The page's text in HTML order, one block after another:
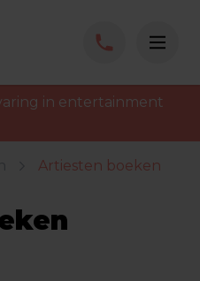
in entertainment
Artiesten boeken